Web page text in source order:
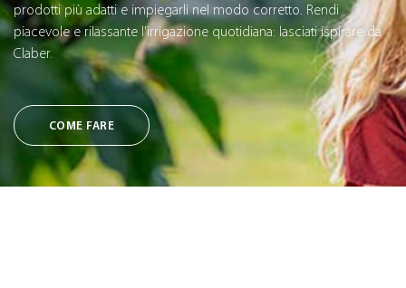
prodotti più adatti e impiegarli nel modo corretto. Rendi
piacevole e rilassante l’irrigazione quotidiana: lasciati ispirare da
Claber.
COME FARE